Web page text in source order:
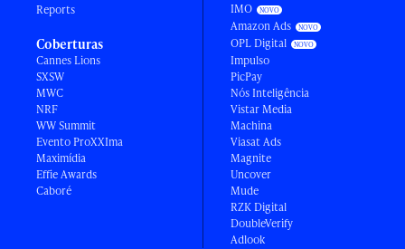
Reports
Coberturas
Cannes Lions
SXSW
MWC
NRF
WW Summit
Evento ProXXIma
Maximídia
Effie Awards
Caboré
IMO
Amazon Ads
OPL Digital
Impulso
PicPay
Nós Inteligência
Vistar Media
Machina
Viasat Ads
Magnite
Uncover
Mude
RZK Digital
DoubleVerify
Adlook